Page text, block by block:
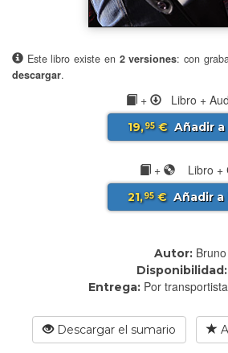
Este libro existe en 2 versiones: con
descargar.
+ Libro +
19,95€ Añadir
+ Libro +
21,95€ Añadir
Autor:
Disponibilidad:
Entrega: Por
Descargar el sumario